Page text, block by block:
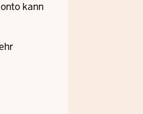
kann